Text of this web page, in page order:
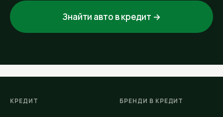
Знайти авто в кредит →
КРЕДИТ БРЕНДИ В КРЕДИТ